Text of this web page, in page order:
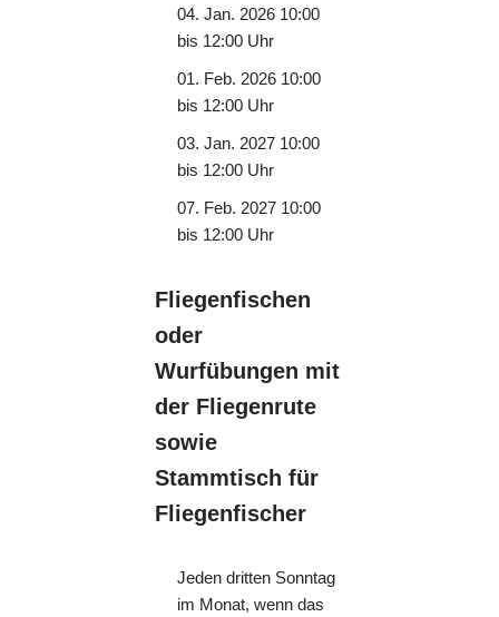
04. Jan. 2026 10:00
bis 12:00 Uhr
01. Feb. 2026 10:00
bis 12:00 Uhr
03. Jan. 2027 10:00
bis 12:00 Uhr
07. Feb. 2027 10:00
bis 12:00 Uhr
Fliegenfischen
oder
Wurfübungen mit
der Fliegenrute
sowie
Stammtisch für
Fliegenfischer
Jeden dritten Sonntag
im Monat, wenn das